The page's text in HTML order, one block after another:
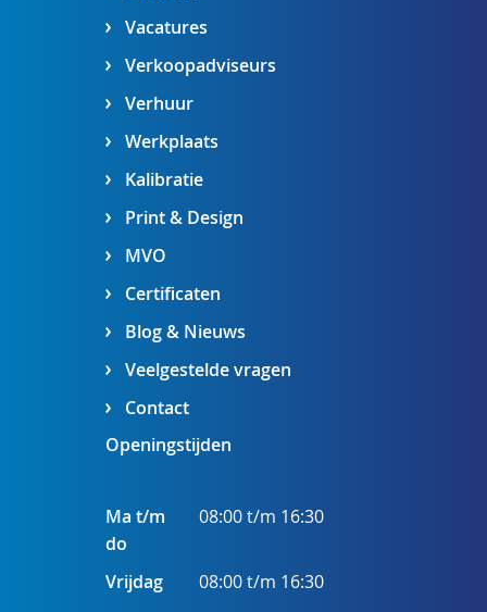
Vacatures
Verkoopadviseurs
Verhuur
Werkplaats
Kalibratie
Print & Design
MVO
Certificaten
Blog & Nieuws
Veelgestelde vragen
Contact
Openingstijden
Ma t/m
do
08:00 t/m 16:30
Vrijdag
08:00 t/m 16:30